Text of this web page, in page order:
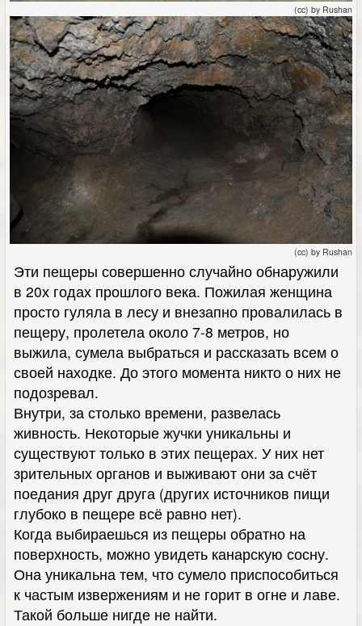
(cc) by Rushan
(cc) by Rushan
Эти пещеры совершенно случайно обнаружили
в 20х годах прошлого века. Пожилая женщина
просто гуляла в лесу и внезапно провалилась в
пещеру, пролетела около 7-8 метров, но
выжила, сумела выбраться и рассказать всем о
своей находке. До этого момента никто о них не
подозревал.
Внутри, за столько времени, развелась
живность. Некоторые жучки уникальны и
существуют только в этих пещерах. У них нет
зрительных органов и выживают они за счёт
поедания друг друга (других источников пищи
глубоко в пещере всё равно нет).
Когда выбираешься из пещеры обратно на
поверхность, можно увидеть канарскую сосну.
Она уникальна тем, что сумело приспособиться
к частым извержениям и не горит в огне и лаве.
Такой больше нигде не найти.